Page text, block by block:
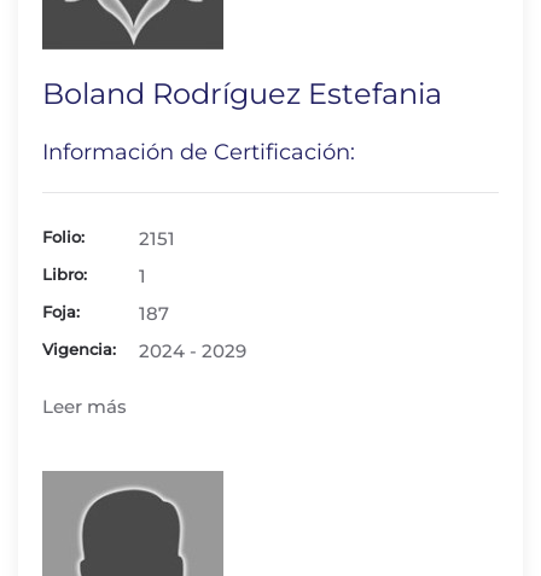
Boland Rodríguez Estefania
Información de Certificación:
Folio: 2151
Libro: 1
Foja: 187
Vigencia: 2024 - 2029
Leer más